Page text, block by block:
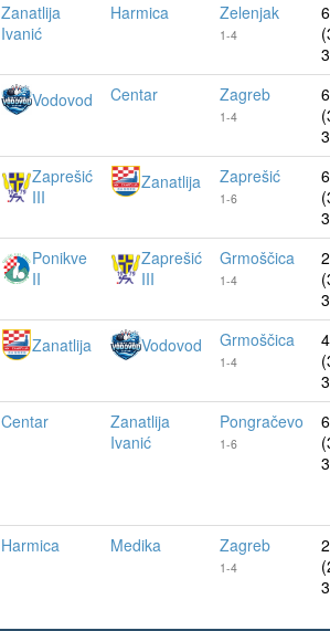
Zanatlija
Ivanić
Harmica Zelenjak
1-4
Vodovod Centar Zagreb
1-4
Zaprešić
III
Zanatlija Zaprešić
1-6
Ponikve
II
Zaprešić
III
Grmoščica
1-4
Zanatlija Vodovod Grmoščica
1-4
Centar
Zanatlija
Ivanić
Pongračevo
1-6
Harmica Medika Zagreb
1-4